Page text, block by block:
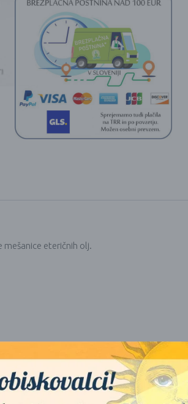
mešanice eteričnih olj.